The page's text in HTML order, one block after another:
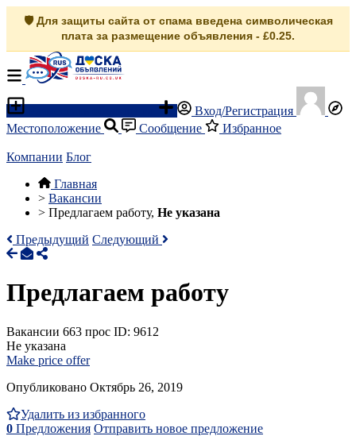
🛡️ Для защиты сайта от спама введена символическая
плата за размещение объявления - £0.25.
Вход/Регистрация
Местоположение
Сообщение Избранное
Компании Блог
Главная
> Вакансии
> Предлагаем работу, Не указана
Предыдущий Следующий
Предлагаем работу
Вакансии 663 прос ID: 9612
Не указана
Make price offer
Опубликовано Октябрь 26, 2019
Удалить из избранного
0 Предложения Отправить новое предложение